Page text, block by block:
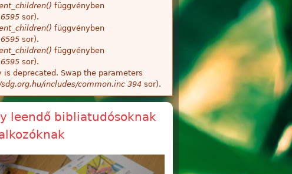
függvényben
6595 sor).
függvényben
6595 sor).
függvényben
6595 sor).
deprecated. Swap the parameters
includes/common.inc 394 sor).
leendő bibliatudósoknak